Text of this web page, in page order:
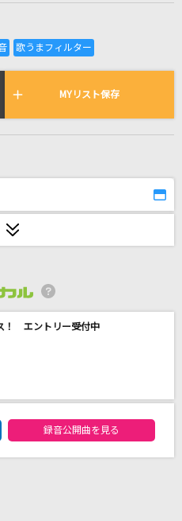
れき
れている曲の一覧
MYリスト保存
！ エントリー受付中
ントリーランキング
録音公開曲を見る